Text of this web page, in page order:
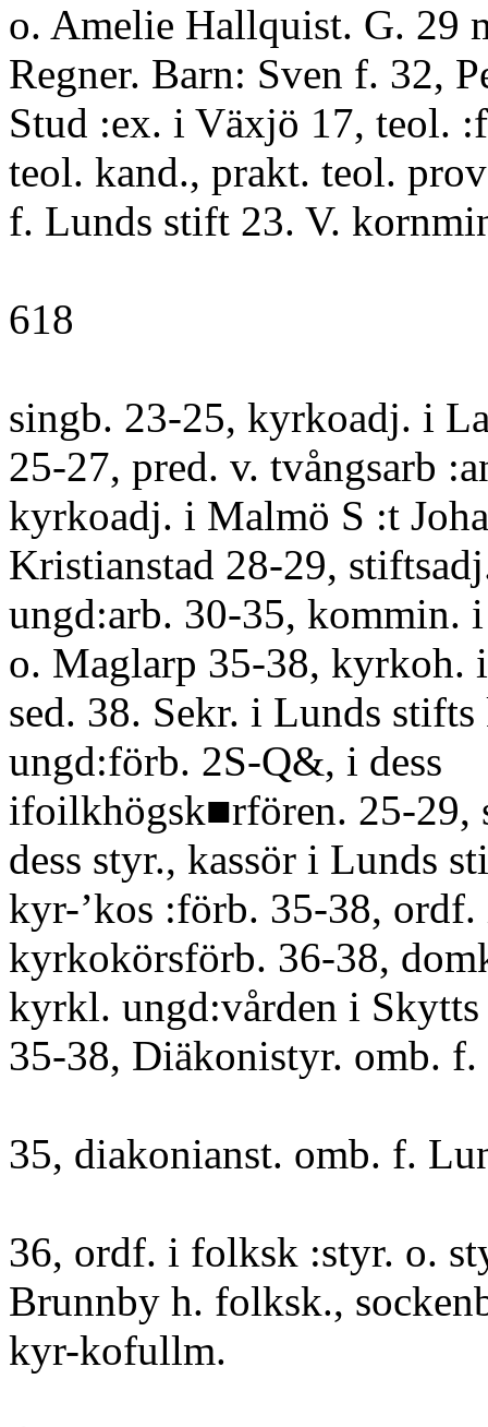
o. Amelie Hallquist. G. 29
Regner. Barn: Sven f. 32,
Stud :ex. i Växjö 17, teol.
teol. kand., prakt. teol.
f. Lunds stift 23. V.
618
singb. 23-25, kyrkoadj. i
25-27, pred. v. tvångsarb
kyrkoadj. i Malmö S :t
Kristianstad 28-29,
ungd:arb. 30-35, kommin.
o. Maglarp 35-38, kyrkoh.
sed. 38. Sekr. i Lunds
ungd:förb. 2S-Q&, i dess
ifoilkhögsk■rfören. 25-
dess styr., kassör i Lunds
kyr-’kos :förb. 35-38,
kyrkokörsförb. 36-38,
kyrkl. ungd:vården i
35-38, Diäkonistyr. omb.
35, diakonianst. omb. f.
36, ordf. i folksk :styr. o.
Brunnby h. folksk.,
kyr-kofullm.